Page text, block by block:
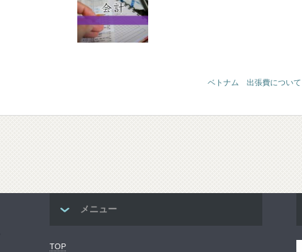
ベトナム 出張費について
メニュー
TOP